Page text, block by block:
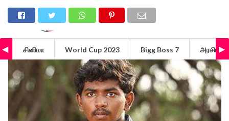
சினிமா World Cup 2023 Bigg Boss 7 அரசியல்